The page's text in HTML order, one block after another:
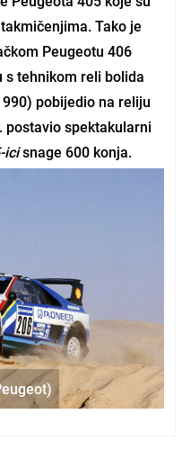
Tako je
Peugeotu 406
s tehnikom reli bolida
pobijedio na reliju
postavio spektakularni
icisnage 600 konja.